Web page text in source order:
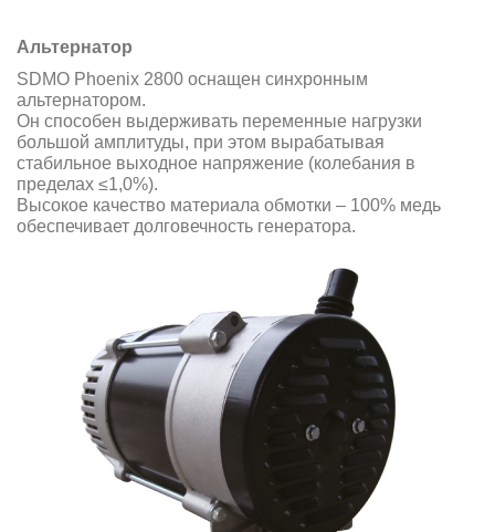
Альтернатор
SDMO Phoenix 2800 оснащен синхронным
альтернатором.
Он способен выдерживать переменные нагрузки
большой амплитуды, при этом вырабатывая
стабильное выходное напряжение (колебания в
пределах ≤1,0%).
Высокое качество материала обмотки – 100% медь
обеспечивает долговечность генератора.